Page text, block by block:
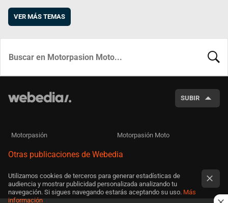
VER MÁS TEMAS
SUBIR
Motorpasión Motorpasión Moto
Otras publicaciones de Webedia
Utilizamos cookies de terceros para generar estadísticas de
audiencia y mostrar publicidad personalizada analizando tu
navegación. Si sigues navegando estarás aceptando su uso. Más
información